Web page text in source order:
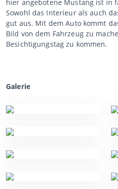
hier angebotene Mustang ist in
Sowohl das Interieur als auch
gut aus. Mit dem Auto kommt
Bild von dem Fahrzeug zu
Besichtigungstag zu kommen.
Galerie